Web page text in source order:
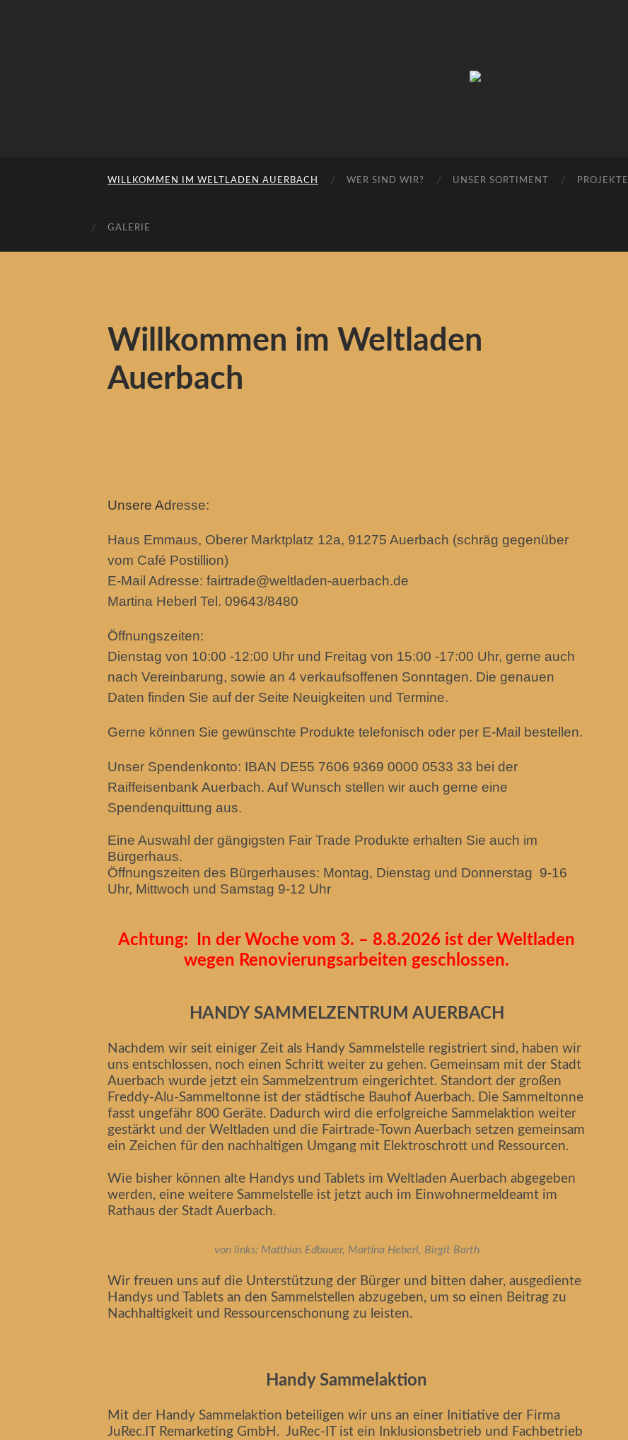
WILLKOMMEN IM WELTLADEN AUERBACH WER SIND WIR? UNSER SORTIMENT PROJEKTE
GALERIE
Willkommen im Weltladen
Auerbach
Unsere Adresse:
Haus Emmaus, Oberer Marktplatz 12a, 91275 Auerbach (schräg gegenüber
vom Café Postillion)
E-Mail Adresse: fairtrade@weltladen-auerbach.de
Martina Heberl Tel. 09643/8480
Öffnungszeiten:
Dienstag von 10:00 -12:00 Uhr und Freitag von 15:00 -17:00 Uhr, gerne auch
nach Vereinbarung, sowie an 4 verkaufsoffenen Sonntagen. Die genauen
Daten finden Sie auf der Seite Neuigkeiten und Termine.
Gerne können Sie gewünschte Produkte telefonisch oder per E-Mail bestellen.
Unser Spendenkonto: IBAN DE55 7606 9369 0000 0533 33 bei der
Raiffeisenbank Auerbach. Auf Wunsch stellen wir auch gerne eine
Spendenquittung aus.
Eine Auswahl der gängigsten Fair Trade Produkte erhalten Sie auch im
Bürgerhaus.
Öffnungszeiten des Bürgerhauses: Montag, Dienstag und Donnerstag 9-16
Uhr, Mittwoch und Samstag 9-12 Uhr
Achtung: In der Woche vom 3. – 8.8.2026 ist der Weltladen
wegen Renovierungsarbeiten geschlossen.
HANDY SAMMELZENTRUM AUERBACH
Nachdem wir seit einiger Zeit als Handy Sammelstelle registriert sind, haben wir
uns entschlossen, noch einen Schritt weiter zu gehen. Gemeinsam mit der Stadt
Auerbach wurde jetzt ein Sammelzentrum eingerichtet. Standort der großen
Freddy-Alu-Sammeltonne ist der städtische Bauhof Auerbach. Die Sammeltonne
fasst ungefähr 800 Geräte. Dadurch wird die erfolgreiche Sammelaktion weiter
gestärkt und der Weltladen und die Fairtrade-Town Auerbach setzen gemeinsam
ein Zeichen für den nachhaltigen Umgang mit Elektroschrott und Ressourcen.
Wie bisher können alte Handys und Tablets im Weltladen Auerbach abgegeben
werden, eine weitere Sammelstelle ist jetzt auch im Einwohnermeldeamt im
Rathaus der Stadt Auerbach.
von links: Matthias Edbauer, Martina Heberl, Birgit Barth
Wir freuen uns auf die Unterstützung der Bürger und bitten daher, ausgediente
Handys und Tablets an den Sammelstellen abzugeben, um so einen Beitrag zu
Nachhaltigkeit und Ressourcenschonung zu leisten.
Handy Sammelaktion
Mit der Handy Sammelaktion beteiligen wir uns an einer Initiative der Firma
JuRec.IT Remarketing GmbH. JuRec-IT ist ein Inklusionsbetrieb und Fachbetrieb